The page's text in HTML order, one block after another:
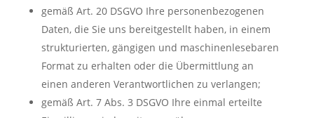
gemäß Art. 20 DSGVO Ihre personenbezogenen
Daten, die Sie uns bereitgestellt haben, in einem
strukturierten, gängigen und maschinenlesebaren
Format zu erhalten oder die Übermittlung an
einen anderen Verantwortlichen zu verlangen;
gemäß Art. 7 Abs. 3 DSGVO Ihre einmal erteilte